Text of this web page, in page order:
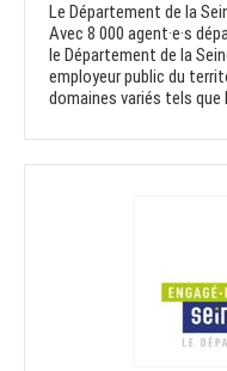
Le Département de la
Avec 8 000 agent·e·s
le Département de la
employeur public du
domaines variés tels